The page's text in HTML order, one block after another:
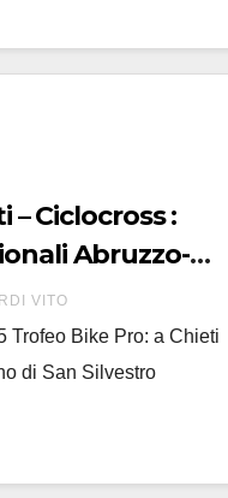
– Ciclocross :
Abruzzo-
VITO
Trofeo Bike Pro: a Chieti
di San Silvestro